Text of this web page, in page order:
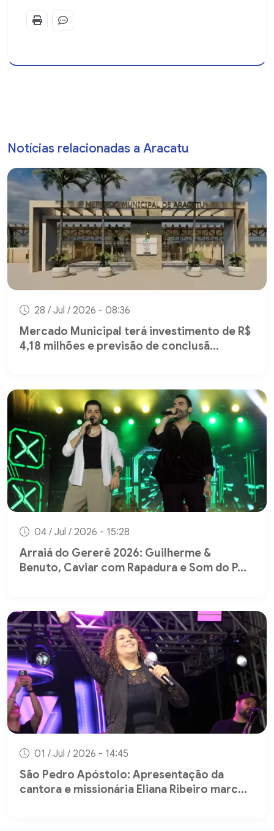
Notícias relacionadas a Aracatu
28 / Jul / 2026 - 08:36
Mercado Municipal terá investimento de R$
4,18 milhões e previsão de conclusã...
04 / Jul / 2026 - 15:28
Arraiá do Gererê 2026: Guilherme &
Benuto, Caviar com Rapadura e Som do P...
01 / Jul / 2026 - 14:45
São Pedro Apóstolo: Apresentação da
cantora e missionária Eliana Ribeiro marc...